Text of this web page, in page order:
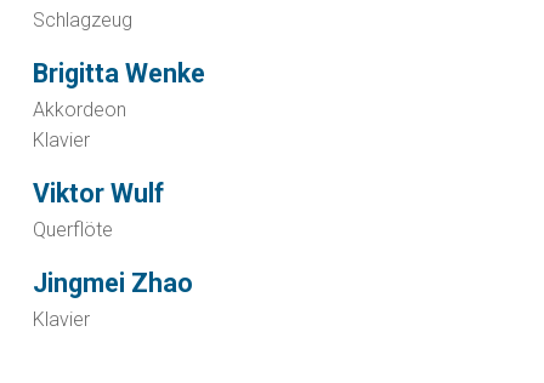
Schlagzeug
Brigitta Wenke
Akkordeon
Klavier
Viktor Wulf
Querflöte
Jingmei Zhao
Klavier